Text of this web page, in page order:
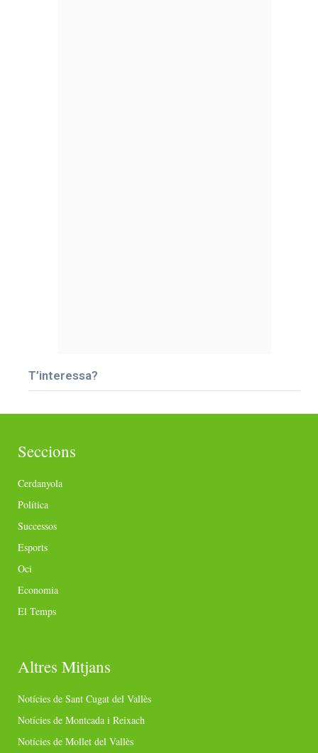
T’interessa?
Seccions
Cerdanyola
Política
Successos
Esports
Oci
Economia
El Temps
Altres Mitjans
Notícies de Sant Cugat del Vallès
Notícies de Montcada i Reixach
Notícies de Mollet del Vallès